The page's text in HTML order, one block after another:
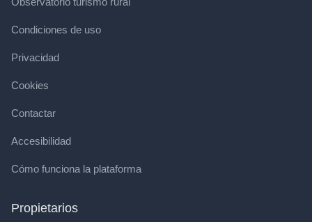
Condiciones de uso
Privacidad
Cookies
Contactar
Accesibilidad
Cómo funciona la plataforma
Propietarios